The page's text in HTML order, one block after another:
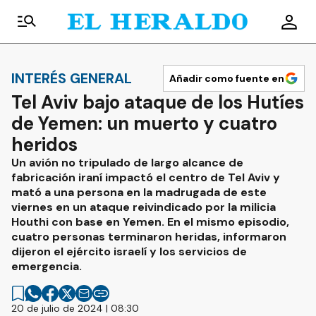
INTERÉS GENERAL Añadir como fuente en
Tel Aviv bajo ataque de los Hutíes
de Yemen: un muerto y cuatro
heridos
Un avión no tripulado de largo alcance de
fabricación iraní impactó el centro de Tel Aviv y
mató a una persona en la madrugada de este
viernes en un ataque reivindicado por la milicia
Houthi con base en Yemen. En el mismo episodio,
cuatro personas terminaron heridas, informaron
dijeron el ejército israelí y los servicios de
emergencia.
20 de julio de 2024 | 08:30